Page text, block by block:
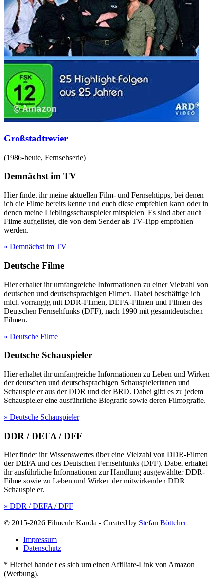
Großstadtrevier
(1986-heute, Fernsehserie)
Demnächst im TV
Hier findet ihr meine aktuellen Film- und Fernsehtipps, bei denen
ich die Filme bereits kenne und euch diese empfehlen kann oder in
denen meine Lieblingsschauspieler mitspielen. Es sind aber auch
Filme aufgelistet, die von dem Sender als TV-Tipp empfohlen
werden.
» Demnächst im TV
Deutsche Filme
Hier erhaltet ihr umfangreiche Informationen zu einer Vielzahl von
deutschen und deutschsprachigen Filmen. Dabei beschäftige ich
mich vorrangig mit DDR-Filmen, DEFA-Filmen und Filmen des
Deutschen Fernsehfunks (DFF), nach 1990 mit gesamtdeutschen
Filmen.
» Deutsche Filme
Deutsche Schauspieler
Hier erhaltet ihr umfangreiche Informationen zu Leben und Wirken
der deutschen und deutschsprachigen Schauspielerinnen und
Schauspieler aus der DDR und der BRD. Dabei gibt es zu jedem
Schauspieler eine ausführliche Biografie sowie deren Filmografie.
» Deutsche Schauspieler
DDR / DEFA / DFF
Hier findet ihr Wissenswertes über eine Vielzahl von DDR-Filmen
der DEFA und des Deutschen Fernsehfunks (DFF). Dabei erhaltet
ihr ausführliche Informationen zur Handlung ausgewählter DDR-
Filme sowie zu Leben und Wirken der mitwirkenden DDR-
Schauspieler.
» DDR / DEFA / DFF
© 2015-2026 Filmeule Karola - Created by Stefan Böttcher
Impressum
Datenschutz
* Hierbei handelt es sich um einen Affiliate-Link von Amazon
(Werbung).